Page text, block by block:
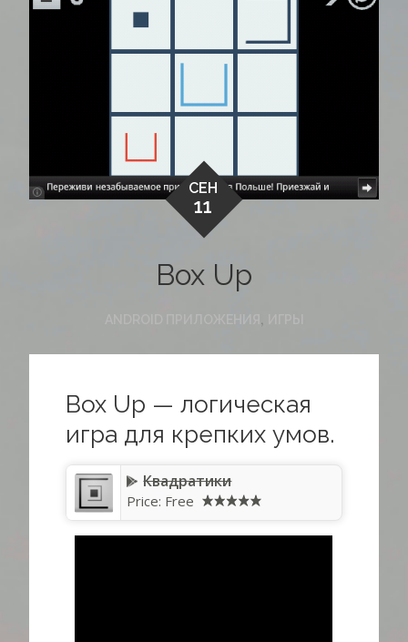
СЕН
11
Box Up
Box Up — логическая
игра для крепких умов.
Квадратики
Price: Free